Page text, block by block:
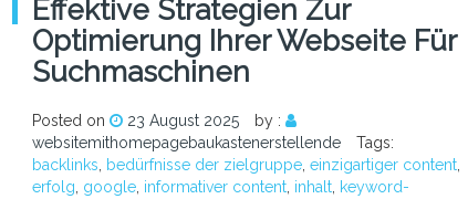
Effektive Strategien Zur
Optimierung Ihrer Webseite Für
Suchmaschinen
Posted on 23 August 2025
by :
websitemithomepagebaukastenerstellende
Tags:
backlinks
bedürfnisse der zielgruppe, einzigartiger content,
erfolg google, informativer content, inhalt, keyword-